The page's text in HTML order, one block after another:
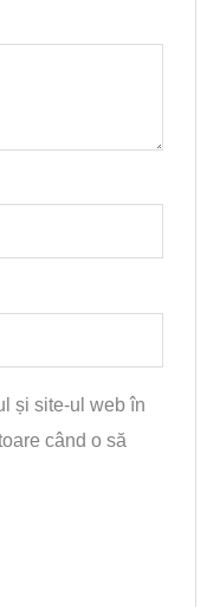
și site-ul web în
când o să